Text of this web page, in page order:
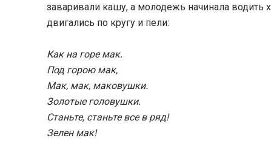
заваривали кашу, а молодежь начинала
двигались по кругу и пели:
Как на горе мак.
Под горою мак,
Мак, мак, маковушки.
Золотые головушки.
Станьте, станьте все в ряд!
Зелен мак!